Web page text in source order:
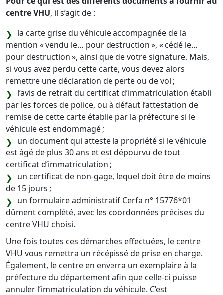
centre VHU, il s’agit de :
la carte grise du véhicule accompagnée de la
mention « vendu le… pour destruction », « cédé le…
pour destruction », ainsi que de votre signature. Mais,
si vous avez perdu cette carte, vous devez alors
remettre une déclaration de perte ou de vol ;
l’avis de retrait du certificat d’immatriculation établi
par les forces de police, ou à défaut l’attestation de
remise de cette carte établie par la préfecture si le
véhicule est endommagé ;
un document qui atteste la propriété si le véhicule
est âgé de plus 30 ans et est dépourvu de tout
certificat d’immatriculation ;
un certificat de non-gage, lequel doit être de moins
de 15 jours ;
un formulaire administratif Cerfa n° 15776*01
dûment complété, avec les coordonnées précises du
centre VHU choisi.
Une fois toutes ces démarches effectuées, le centre
VHU vous remettra un récépissé de prise en charge.
Également, le centre en enverra un exemplaire à la
préfecture du département afin que celle-ci puisse
annuler l’immatriculation du véhicule. C’est